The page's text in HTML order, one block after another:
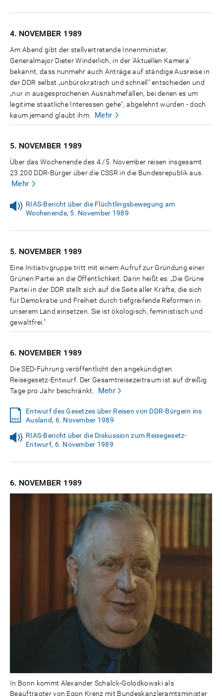
4. NOVEMBER 1989
Am Abend gibt der stellvertretende Innenminister,
Generalmajor Dieter Winderlich, in der 'Aktuellen Kamera'
bekannt, dass nunmehr auch Anträge auf ständige Ausreise in
der DDR selbst „unbürokratisch und schnell" entschieden und
„nur in ausgesprochenen Ausnahmefällen, bei denen es um
legitime staatliche Interessen gehe", abgelehnt würden - doch
kaum jemand glaubt ihm.
Mehr
5. NOVEMBER 1989
Über das Wochenende des 4./5. November reisen insgesamt
23.200 DDR-Bürger über die CSSR in die Bundesrepublik aus.
Mehr
RIAS-Bericht über die Flüchtlingsbewegung am
Wochenende, 5. November 1989
5. NOVEMBER 1989
Eine Initiativgruppe tritt mit einem Aufruf zur Gründung einer
Grünen Partei an die Öffentlichkeit. Darin heißt es: „Die Grüne
Partei in der DDR stellt sich auf die Seite aller Kräfte, die sich
für Demokratie und Freiheit durch tiefgreifende Reformen in
unserem Land einsetzen. Sie ist ökologisch, feministisch und
gewaltfrei."
6. NOVEMBER 1989
Die SED-Führung veröffentlicht den angekündigten
Reisegesetz-Entwurf. Der Gesamtreisezeitraum ist auf dreißig
Tage pro Jahr beschränkt.
Mehr
Entwurf des Gesetzes über Reisen von DDR-Bürgern ins
Ausland, 6. November 1989
RIAS-Bericht über die Diskussion zum Reisegesetz-
Entwurf, 6. November 1989
6. NOVEMBER 1989
In Bonn kommt Alexander Schalck-Golodkowski als
Beauftragter von Egon Krenz mit Bundeskanzleramtsminister